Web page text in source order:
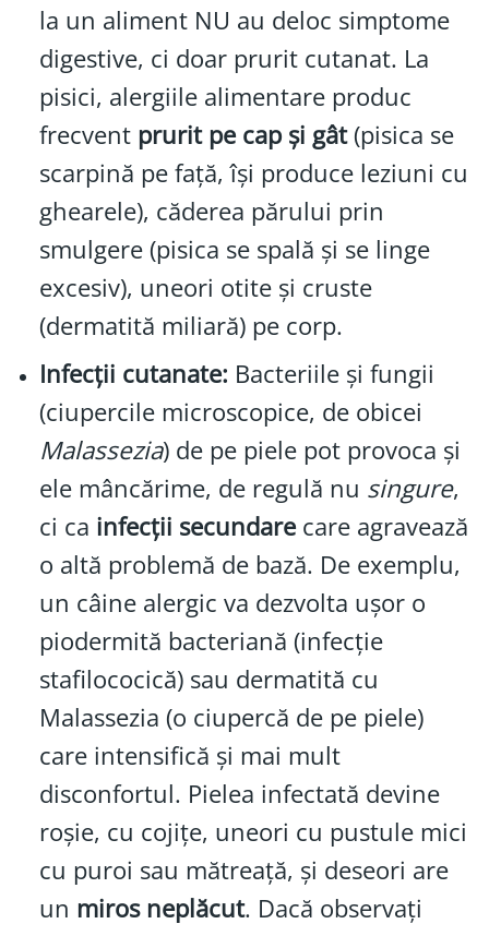
la un aliment NU au deloc simptome
digestive, ci doar prurit cutanat. La
pisici, alergiile alimentare produc
frecvent prurit pe cap și gât(pisica se
scarpină pe față, își produce leziuni cu
ghearele), căderea părului prin
smulgere (pisica se spală și se linge
excesiv), uneori otite și cruste
(dermatită miliară) pe corp.
Infecții cutanate: Bacteriile și fungii
(ciupercile microscopice, de obicei
Malassezia) de pe piele pot provoca și
ele mâncărime, de regulă nu singure,
ci ca infecții secundarecare agravează
o altă problemă de bază. De exemplu,
un câine alergic va dezvolta ușor o
piodermită bacteriană (infecție
stafilococică) sau dermatită cu
Malassezia (o ciupercă de pe piele)
care intensifică și mai mult
disconfortul. Pielea infectată devine
roșie, cu cojițe, uneori cu pustule mici
cu puroi sau mătreață, și deseori are
un miros neplăcut. Dacă observați